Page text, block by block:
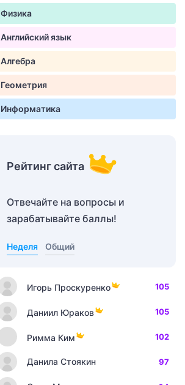
Физика
Английский язык
Алгебра
Геометрия
Информатика
Рейтинг сайта
Отвечайте на вопросы и
зарабатывайте баллы!
Неделя Общий
Игорь Проскуренко 105
Даниил Юраков 105
Римма Ким 102
Данила Стоякин 97